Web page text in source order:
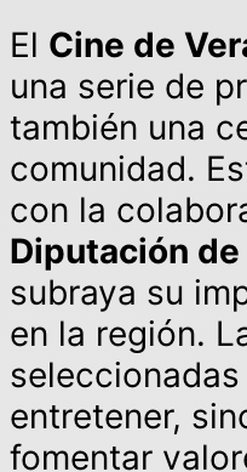
El Cine de
una serie de
también una
comunidad.
con la
Diputación
subraya su
en la región.
entretener,
fomentar